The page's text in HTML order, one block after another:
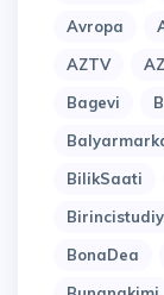
Avropa
AZTV
Bagevi
BilikSaati
BonaDea